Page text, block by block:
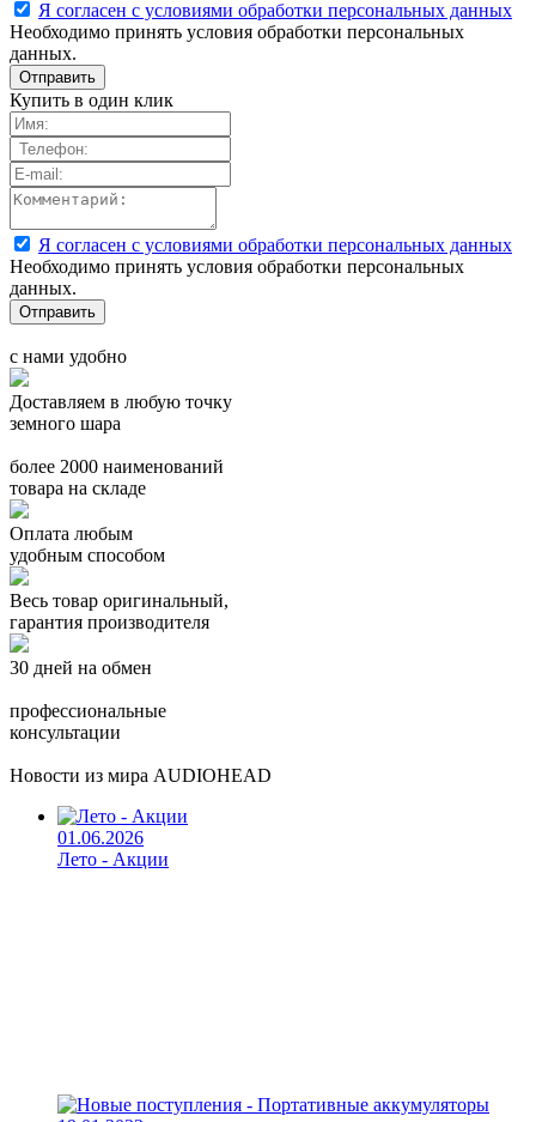
Я согласен с условиями обработки персональных данных
Необходимо принять условия обработки персональных
данных.
Купить в один клик
Я согласен с условиями обработки персональных данных
Необходимо принять условия обработки персональных
данных.
с нами удобно
Доставляем в любую точку
земного шара
более 2000 наименований
товара на складе
Оплата любым
удобным способом
Весь товар оригинальный,
гарантия производителя
30 дней на обмен
профессиональные
консультации
Новости из мира AUDIOHEAD
01.06.2026
Лето - Акции